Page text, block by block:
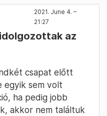
2021. June 4. –
21:27
az
csapat előtt
egyik sem volt
ha pedig jobb
akkor nem találtuk